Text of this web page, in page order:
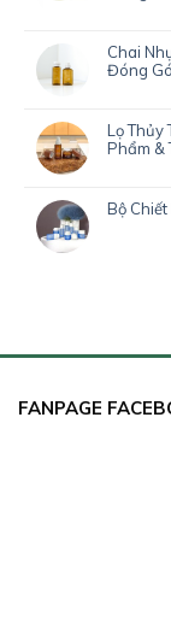
Chai
Đóng
Lọ Thủy
Phẩm &
Bộ
FANPAGE